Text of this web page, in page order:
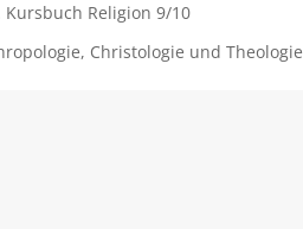
Religion 9/10
Christologie und Theologie